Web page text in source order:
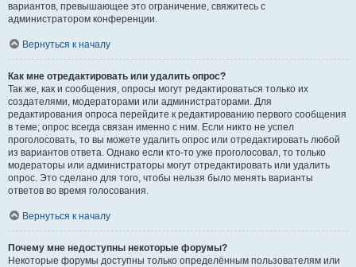
вариантов, превышающее это ограничение, свяжитесь с
администратором конференции.
Вернуться к началу
Как мне отредактировать или удалить опрос?
Так же, как и сообщения, опросы могут редактироваться только их
создателями, модераторами или администраторами. Для
редактирования опроса перейдите к редактированию первого сообщения
в теме; опрос всегда связан именно с ним. Если никто не успел
проголосовать, то вы можете удалить опрос или отредактировать любой
из вариантов ответа. Однако если кто-то уже проголосовал, то только
модераторы или администраторы могут отредактировать или удалить
опрос. Это сделано для того, чтобы нельзя было менять варианты
ответов во время голосования.
Вернуться к началу
Почему мне недоступны некоторые форумы?
Некоторые форумы доступны только определённым пользователям или